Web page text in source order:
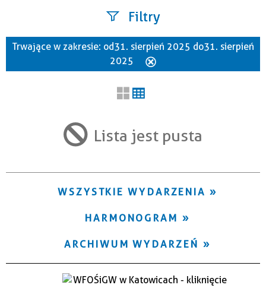
Filtry
Szukana fraza
Trwające w zakresie
Trwające w zakresie: od 31. sierpień 2025 do 31. sierpień
2025
Lista jest pusta
WSZYSTKIE WYDARZENIA
HARMONOGRAM
ARCHIWUM WYDARZEŃ